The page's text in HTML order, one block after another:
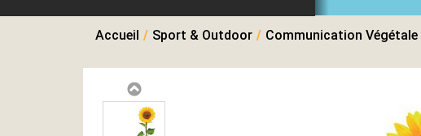
Accueil / Sport & Outdoor / Communication Végétale